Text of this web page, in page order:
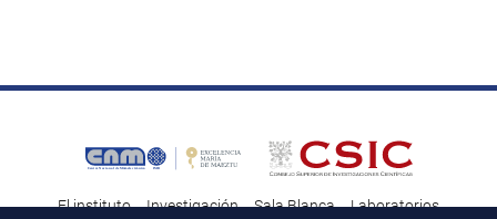
El instituto Investigación Sala Blanca
Laboratorios